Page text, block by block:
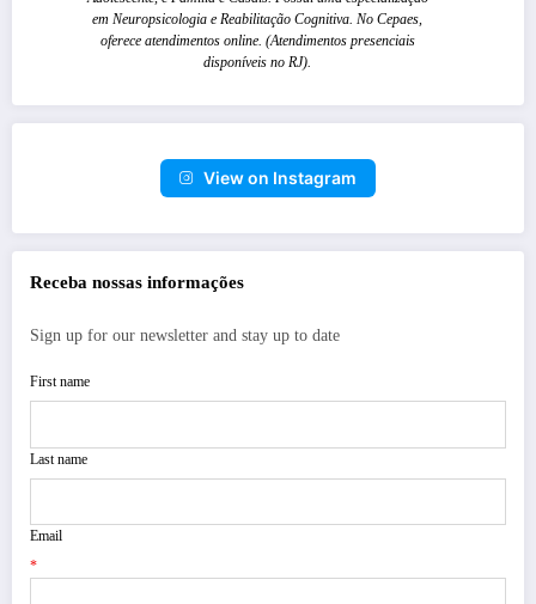
em Neuropsicologia e Reabilitação Cognitiva. No Cepaes,
oferece atendimentos online. (Atendimentos presenciais
disponíveis no RJ).
View on Instagram
Receba nossas informações
Sign up for our newsletter and stay up to date
First name
Last name
Email
*